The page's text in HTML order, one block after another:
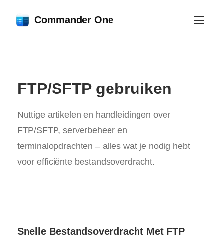
Commander One
FTP/SFTP gebruiken
Nuttige artikelen en handleidingen over
FTP/SFTP, serverbeheer en
terminalopdrachten – alles wat je nodig hebt
voor efficiënte bestandsoverdracht.
Snelle Bestandsoverdracht Met FTP